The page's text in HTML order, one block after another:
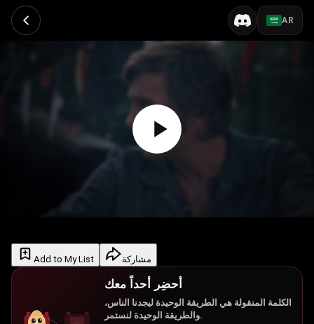
AR
Add to My List مشاركة
أحضِر أحداً معك
الكلمة المنقولة هي الطريقة الوحيدة ليجدنا الناس،
والطريقة الوحيدة لنستمر.